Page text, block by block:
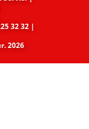
32 32 |
2026